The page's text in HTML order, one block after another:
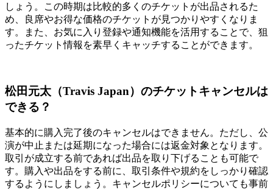
しょう。この時期は比較的多くのチケットが出品されるた
め、良席やお得な価格のチケットが見つかりやすくなりま
す。また、お気に入り登録や通知機能を活用することで、狙
ったチケット情報を素早くキャッチすることができます。
松田元太（Travis Japan）のチケットキャンセルは
できる？
基本的に購入完了後のキャンセルはできません。ただし、公
演が中止または延期になった場合には返金対象となります。
取引が成立する前であれば出品を取り下げることも可能で
す。購入や出品をする前に、取引条件や規約をしっかり確認
するようにしましょう。キャンセルポリシーについても事前